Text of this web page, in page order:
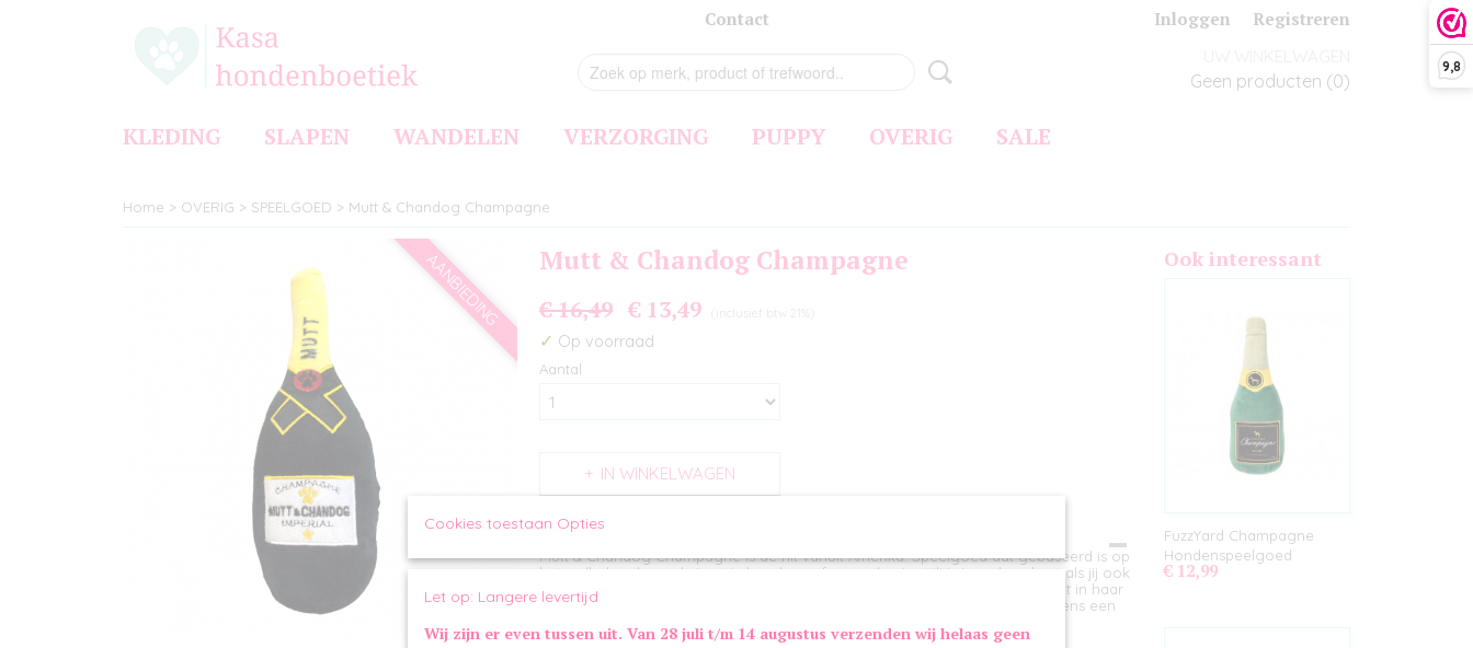
9,8
Contact Inloggen Registreren
Geen producten (0)
KLEDING SLAPEN WANDELEN VERZORGING PUPPY OVERIG SALE
Home > OVERIG > SPEELGOED > Mutt & Chandog Champagne
AANBIEDING Mutt & Chandog Champagne
€ 16,49 € 13,49 (inclusief btw 21%)
✓ Op voorraad
Aantal
IN WINKELWAGEN
Omschrijving
Mutt & Chandog Champagne is de hit vanuit Amerika. Speelgoed dat gebaseerd is op
het welbekende merk. Laat je hond vanaf nu spelen in stijl! Is jouw hond net als jij ook
een echte party-animal, dan mogen deze bijzondere speelgoedjes zeker niet in haar
collectie ontbreken. Deze luxe items zijn daarnaast een echte blikvanger tijdens een
Ook interessant
FuzzYard Champagne
Hondenspeelgoed
€ 12,99
Cookies toestaan Opties
Let op: Langere levertijd
Wij zijn er even tussen uit. Van 28 juli t/m 14 augustus verzenden wij helaas geen